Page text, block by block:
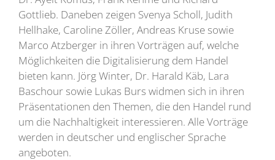
Gottlieb. Daneben zeigen Svenya Scholl, Judith
Hellhake, Caroline Zöller, Andreas Kruse sowie
Marco Atzberger in ihren Vorträgen auf, welche
Möglichkeiten die Digitalisierung dem Handel
bieten kann. Jörg Winter, Dr. Harald Käb, Lara
Baschour sowie Lukas Burs widmen sich in ihren
Präsentationen den Themen, die den Handel rund
um die Nachhaltigkeit interessieren. Alle Vorträge
werden in deutscher und englischer Sprache
angeboten.